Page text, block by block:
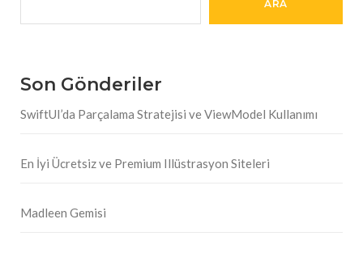
ARA
Son Gönderiler
SwiftUI’da Parçalama Stratejisi ve ViewModel Kullanımı
En İyi Ücretsiz ve Premium Illüstrasyon Siteleri
Madleen Gemisi